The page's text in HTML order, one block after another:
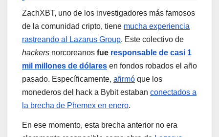
ZachXBT, uno de los investigadores más famosos
de la comunidad cripto, tiene mucha experiencia
rastreando al Lazarus Group. Este colectivo de
hackers norcoreanos fue responsable de casi 1
mil millones de dólares en fondos robados el año
pasado. Específicamente, afirmó que los
monederos del hack a Bybit estaban conectados a
la brecha de Phemex en enero.
En ese momento, esta brecha anterior no era